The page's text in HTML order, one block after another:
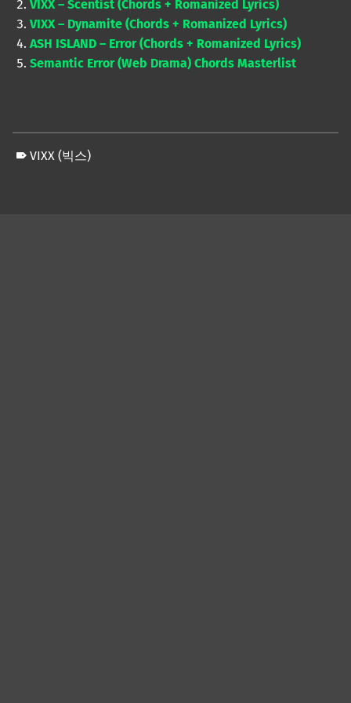
VIXX – Scentist (Chords + Romanized Lyrics)
VIXX – Dynamite (Chords + Romanized Lyrics)
ASH ISLAND – Error (Chords + Romanized Lyrics)
Semantic Error (Web Drama) Chords Masterlist
VIXX (빅스)